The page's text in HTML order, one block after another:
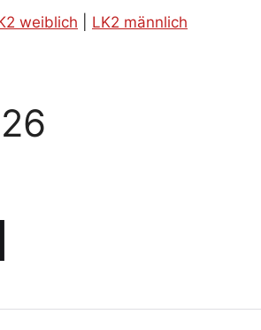
weiblich LK2 männlich